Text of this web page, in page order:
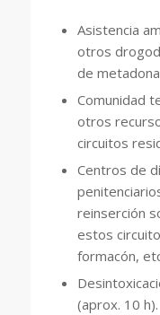
Asistencia
otros
de
Comunidad
otros
circuitos
Centros de
reinserción
estos
formacón,
(aprox. 10 h).